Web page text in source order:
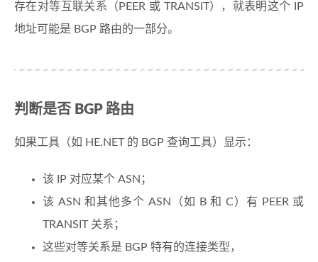
存在对等互联关系（PEER 或 TRANSIT），就表明这个 IP
地址可能是 BGP 路由的一部分。
判断是否 BGP 路由
如果工具（如 HE.NET 的 BGP 查询工具）显示：
该 IP 对应某个 ASN；
该 ASN 和其他多个 ASN（如 B 和 C）有 PEER 或
TRANSIT 关系；
这些对等关系是 BGP 特有的连接类型，